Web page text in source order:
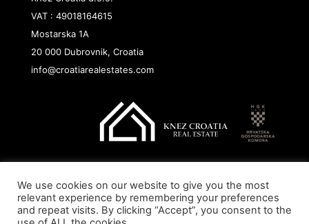
VAT : 49018164615
Mostarska 1A
20 000 Dubrovnik, Croatia
info@croatiarealestates.com
Copyright@ 2026 Knez Croatia d.o.o.
We use cookies on our website to give you the most
relevant experience by remembering your preferences
and repeat visits. By clicking “Accept”, you consent to the